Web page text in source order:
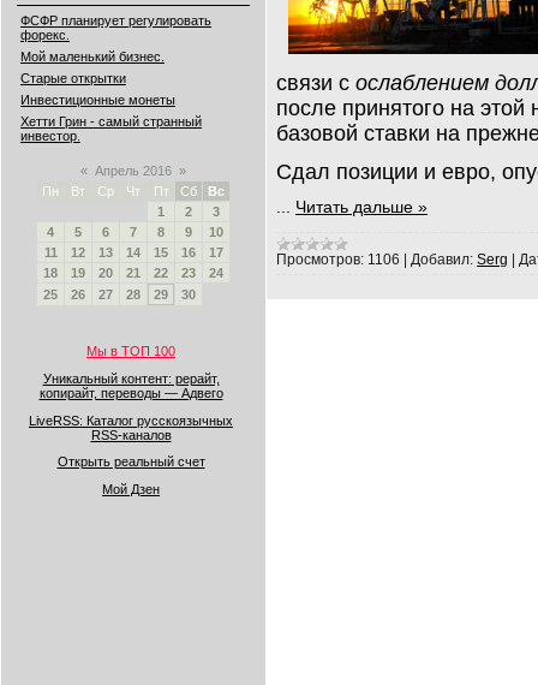
ФСФР планирует регулировать
форекс.
Мой маленький бизнес.
Старые открытки
Инвестиционные монеты
Хетти Грин - самый странный
инвестор.
« Апрель 2016 »
Пн
Вт Ср Чт Пт Сб
Вс
1
2
3
4
5 6 7 8 9
10
11
12 13 14 15 16
17
18
19 20 21 22 23
24
25
26 27 28 29 30
Мы в ТОП 100
Уникальный контент: рерайт,
копирайт, переводы — Адвего
LiveRSS: Каталог русскоязычных
RSS-каналов
Открыть реальный счет
Мой Дзен
связи с ослаблением
после принятого на
базовой ставки на
Сдал позиции и евро,
... Читать дальше »
Просмотров: 1106 Добавил: Serg